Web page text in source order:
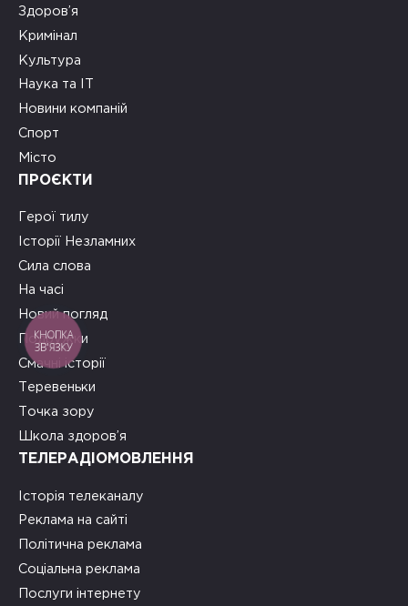
Здоров’я
Кримінал
Культура
Наука та ІТ
Новини компаній
Спорт
Місто
ПРОЄКТИ
Герої тилу
Історії Незламних
Сила слова
На часі
Новий погляд
Подружки
Смачні історії
Теревеньки
Точка зору
Школа здоров’я
ТЕЛЕРАДІОМОВЛЕННЯ
Історія телеканалу
Реклама на сайті
Політична реклама
Соціальна реклама
Послуги інтернету
КНОПКА
ЗВ'ЯЗКУ